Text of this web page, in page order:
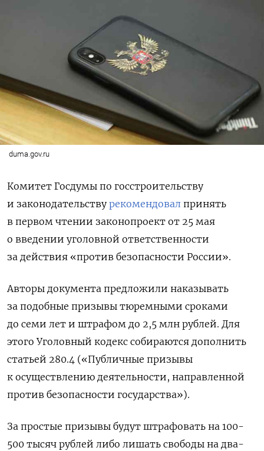
duma.gov.ru
Комитет Госдумы по госстроительству
и законодательству рекомендовал принять
в первом чтении законопроект от 25 мая
о введении уголовной ответственности
за действия «против безопасности России».
Авторы документа предложили наказывать
за подобные призывы тюремными сроками
до семи лет и штрафом до 2,5 млн рублей. Для
этого Уголовный кодекс собираются дополнить
статьей 280.4 («Публичные призывы
к осуществлению деятельности, направленной
против безопасности государства»).
За простые призывы будут штрафовать на 100-
500 тысяч рублей либо лишать свободы на два-